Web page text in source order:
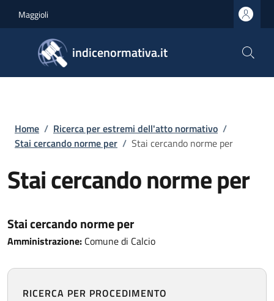
Maggioli
indicenormativa.it
Briciole di pane
Home / Ricerca per estremi dell'atto normativo /
Stai cercando norme per / Stai cercando norme per
Stai cercando norme per
Stai cercando norme per
Amministrazione: Comune di Calcio
RICERCA PER PROCEDIMENTO